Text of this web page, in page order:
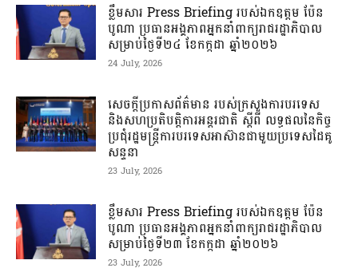
ខ្លឹមសារ Press Briefing របស់ឯកឧត្តម ប៉ែន
បូណា ប្រធានអង្គភាពអ្នកនាំពាក្យរាជរដ្ឋាភិបាល
សម្រាប់ថ្ងៃទី២៤ ខែកក្កដា ឆ្នាំ២០២៦
24 July, 2026
សេចក្តីប្រកាសព័ត៌មាន របស់ក្រសួងការបរទេស
និងសហប្រតិបត្តិការអន្តរជាតិ ស្តីពី លទ្ធផលនៃកិច្ច
ប្រជុំរដ្ឋមន្ត្រីការបរទេសអាស៊ានជាមួយប្រទេសដៃគូ
សន្ទនា
23 July, 2026
ខ្លឹមសារ Press Briefing របស់ឯកឧត្តម ប៉ែន
បូណា ប្រធានអង្គភាពអ្នកនាំពាក្យរាជរដ្ឋាភិបាល
សម្រាប់ថ្ងៃទី២៣ ខែកក្កដា ឆ្នាំ២០២៦
23 July, 2026